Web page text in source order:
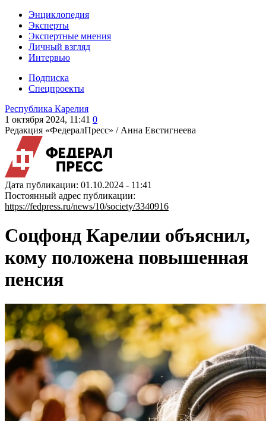
Энциклопедия
Эксперты
Экспертные мнения
Личный взгляд
Интервью
Подписка
Спецпроекты
Республика Карелия
1 октября 2024, 11:41 0
Редакция «ФедералПресс» / Анна Евстигнеева
Дата публикации: 01.10.2024 - 11:41
Постоянный адрес публикации:
https://fedpress.ru/news/10/society/3340916
Соцфонд Карелии объяснил,
кому положена повышенная
пенсия